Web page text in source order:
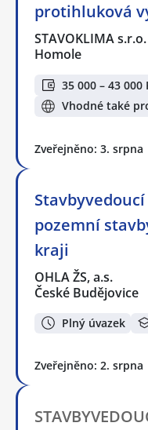
protihluková
STAVOKLIMA s.r.o.
Homole
35 000 – 43 000
Vhodné také
Zveřejněno: 3. srpna
pozemní
kraji
OHLA ŽS, a.s.
České Budějovice
Plný úvazek
Zveřejněno: 2. srpna